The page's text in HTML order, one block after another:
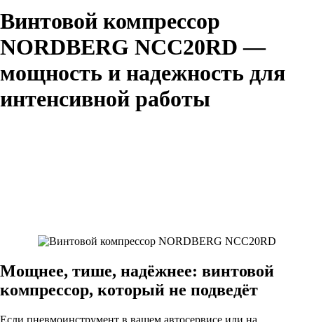
Винтовой компрессор
NORDBERG NCC20RD —
мощность и надежность для
интенсивной работы
Мощнее, тише, надёжнее: винтовой
компрессор, который не подведёт
Если пневмоинструмент в вашем автосервисе или на